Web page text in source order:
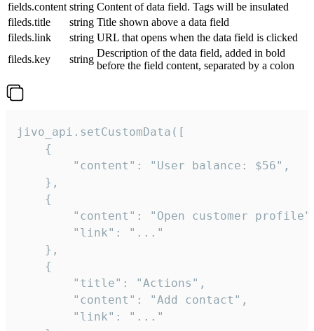
fields.content string Content of data field. Tags will be insulated
fileds.title
string Title shown above a data field
fileds.link
string URL that opens when the data field is clicked
fileds.key
string
Description of the data field, added in bold
before the field content, separated by a colon
jivo_api.setCustomData([
    {
        "content": "User balance: $56",
    },
    {
"content": "Open customer
        "link": "..."
    },
    {
        "title": "Actions",
        "content": "Add contact",
        "link": "..."